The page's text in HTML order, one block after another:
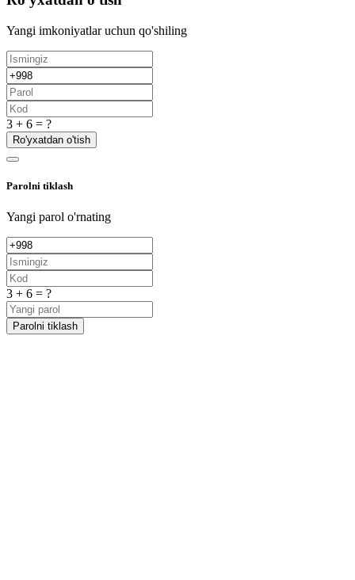
Yangi imkoniyatlar uchun qo'shiling
3 + 6 = ?
Ro'yxatdan o'tish
Parolni tiklash
Yangi parol o'rnating
3 + 6 = ?
Parolni tiklash